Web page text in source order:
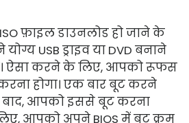
फ़ाइल डाउनलोड हो जाने के
USB ड्राइव या DVD बनाने
ऐसा करने के लिए, आपको रूफस
होगा। एक बार बूट करने
बाद, आपको इससे बूट करना
आपको अपने BIOS में बूट क्रम